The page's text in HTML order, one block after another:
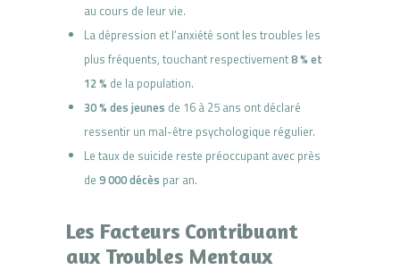
au cours de leur vie.
La dépression et l’anxiété sont les troubles les
plus fréquents, touchant respectivement8 % et
12 % de la population.
30 % des jeunes de 16 à 25 ans ont déclaré
ressentir un mal-être psychologique régulier.
Le taux de suicide reste préoccupant avec près
de 9 000 décès par an.
Les Facteurs Contribuant
aux Troubles Mentaux